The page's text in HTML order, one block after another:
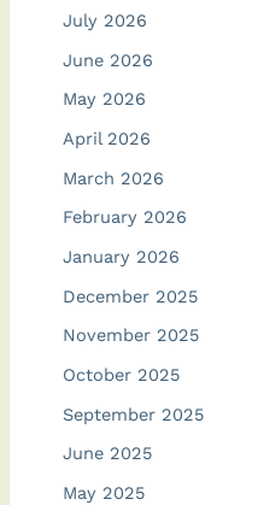
July 2026
June 2026
May 2026
April 2026
March 2026
February 2026
January 2026
December 2025
November 2025
October 2025
September 2025
June 2025
May 2025